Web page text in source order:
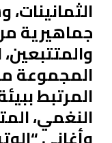
جماهيرية
المجموعة
المرتبط
النغمي،